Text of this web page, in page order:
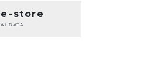
e-store
AI DATA